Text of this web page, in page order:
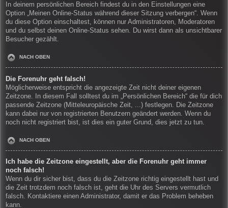
In deinem persönlichen Bereich findest du in den Einstellungen eine
Option „Meinen Online-Status während dieser Sitzung verbergen“. Wenn
du diese Option einschaltest, können nur Administratoren, Moderatoren
und du selbst deinen Online-Status sehen. Du wirst dann als unsichtbarer
Besucher gezählt.
NACH OBEN
Die Forenuhr geht falsch!
Möglicherweise entspricht die angezeigte Zeit nicht deiner eigenen
Zeitzone. In diesem Fall solltest du im „Persönlichen Bereich“ die für dich
passende Zeitzone (Mitteleuropäische Zeit, ...) festlegen. Die Zeitzone
kann dabei nur von registrierten Benutzern geändert werden. Wenn du
noch nicht registriert bist, ist dies ein guter Grund, dies jetzt zu tun.
NACH OBEN
Ich habe die Zeitzone eingestellt, aber die Forenuhr geht immer
noch falsch!
Wenn du dir sicher bist, dass du die Zeitzone richtig eingestellt hast und
die Zeit trotzdem noch falsch ist, geht die Uhr des Servers vermutlich
falsch. Kontaktiere einen Administrator, damit er das Problem beheben
kann.